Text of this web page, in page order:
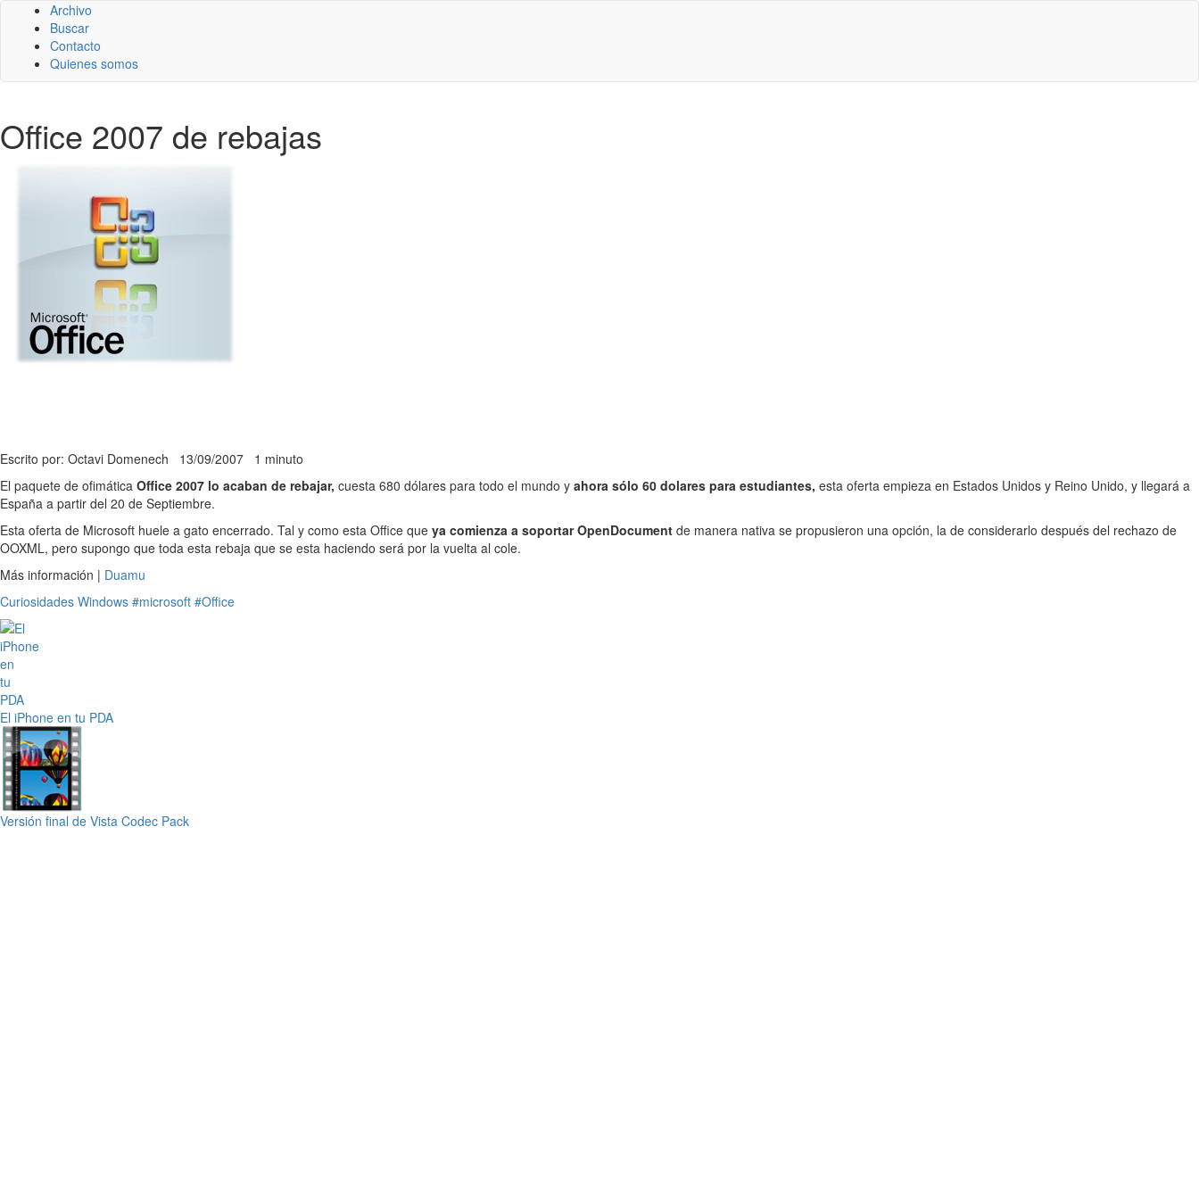
Archivo
Buscar
Contacto
Quienes somos
Office 2007 de rebajas
Escrito por: Octavi Domenech 13/09/2007 1 minuto
El paquete de ofimática Office 2007 lo acaban de rebajar, cuesta 680 dólares para todo el mundo y ahora sólo 60 dolares para estudiantes, esta oferta empieza en Estados Unidos y Reino Unido, y llegará a
España a partir del 20 de Septiembre.
Esta oferta de Microsoft huele a gato encerrado. Tal y como esta Office que ya comienza a soportar OpenDocument de manera nativa se propusieron una opción, la de considerarlo después del rechazo de
OOXML, pero supongo que toda esta rebaja que se esta haciendo será por la vuelta al cole.
Más información | Duamu
Curiosidades Windows #microsoft #Office
El iPhone en tu PDA
Versión final de Vista Codec Pack